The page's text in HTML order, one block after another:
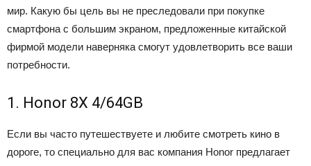
мир. Какую бы цель вы не преследовали при покупке
смартфона с большим экраном, предложенные китайской
фирмой модели наверняка смогут удовлетворить все ваши
потребности.
1. Honor 8X 4/64GB
Если вы часто путешествуете и любите смотреть кино в
дороге, то специально для вас компания Honor предлагает